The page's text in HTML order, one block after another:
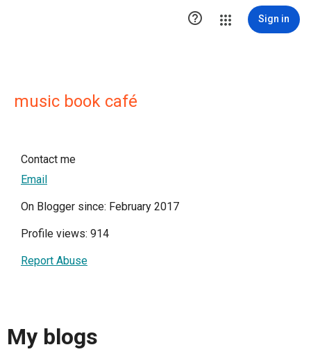
 Sign in
music book café
Contact me
Email
On Blogger since: February 2017
Profile views: 914
Report Abuse
My blogs